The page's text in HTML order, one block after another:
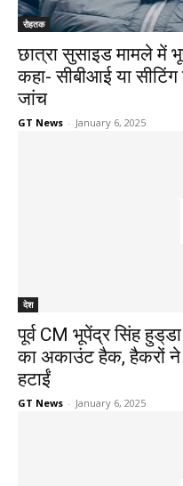
रोहतक
छात्रा सुसाइड मामले में
कहा- सीबीआई या सीटिंग
जांच
GT News - January 6, 2025
देश
पूर्व CM भूपेंद्र सिंह
का अकाउंट हैक, हैकरों ने
हटाईं
GT News - January 6, 2025